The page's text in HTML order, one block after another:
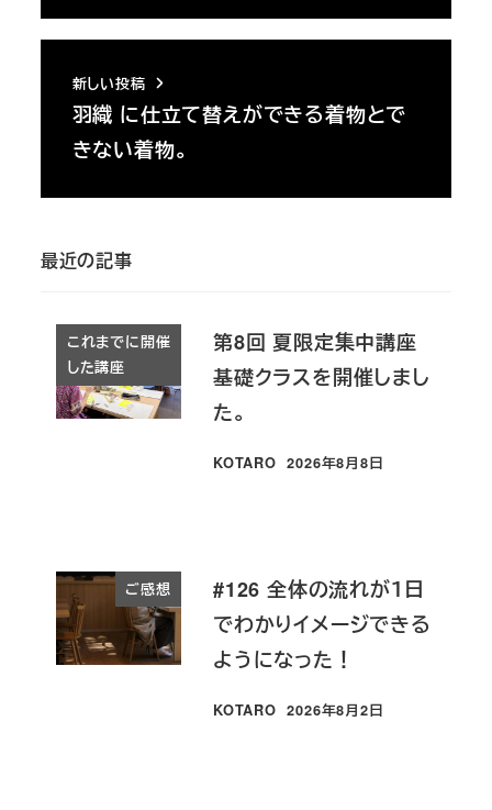
新しい投稿
羽織 に仕立て替えができる着物とで
きない着物。
最近の記事
これまでに開催
した講座
第8回 夏限定集中講座
基礎クラスを開催しまし
た。
KOTARO
投稿日
2026年8月8日
ご感想
#126 全体の流れが１日
でわかりイメージできる
ようになった！
KOTARO
投稿日
2026年8月2日